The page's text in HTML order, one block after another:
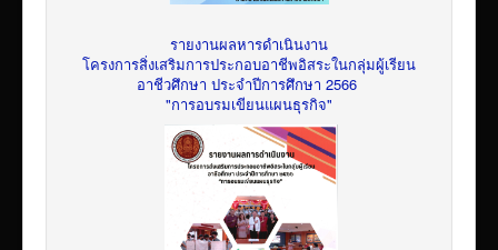
รายงานผลหารดำเนินงาน
โครงการสิ่งเสริมการประกอบอาชีพอิสระในกลุ่มผู้เรียน
อาชีวศึกษา ประจำปีการศึกษา 2566
"การอบรมเขียนแผนธุรกิจ"